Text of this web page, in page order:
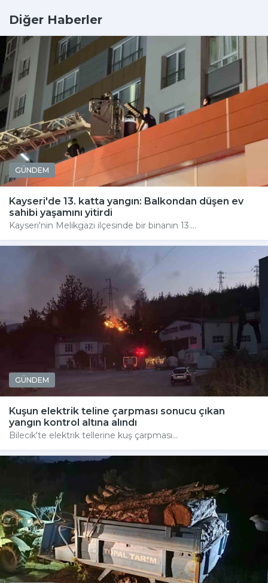
Diğer Haberler
GÜNDEM
Kayseri'de 13. katta yangın: Balkondan düşen ev
sahibi yaşamını yitirdi
Kayseri'nin Melikgazi ilçesinde bir binanın 13....
GÜNDEM
Kuşun elektrik teline çarpması sonucu çıkan
yangın kontrol altına alındı
Bilecik'te elektrik tellerine kuş çarpması...